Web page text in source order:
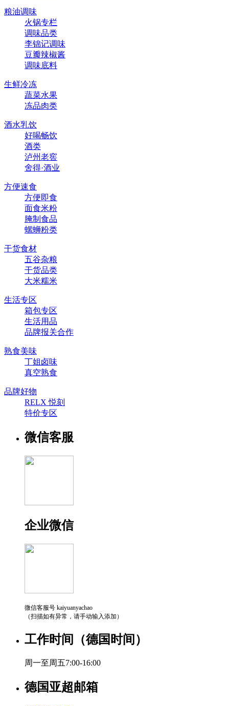
粮油调味
火锅专栏
调味品类
李锦记调味
豆瓣辣椒酱
调味底料
生鲜冷冻
蔬菜水果
冻品肉类
酒水乳饮
好喝畅饮
酒类
泸州老窖
舍得·酒业
方便速食
方便即食
面食米粉
腌制食品
螺蛳粉类
干货食材
五谷杂粮
干货品类
大米糯米
生活专区
箱包专区
生活用品
品牌报关合作
熟食美味
丁姐卤味
真空熟食
品牌好物
RELX 悦刻
特价专区
微信客服
企业微信
微信客服号 kaiyuanyachao
（扫描如有异常，请手动输入添加）
工作时间（德国时间）
周一至周五7:00-16:00
德国亚超邮箱